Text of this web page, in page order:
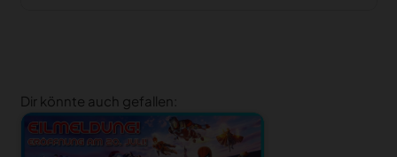
Dir könnte auch gefallen: